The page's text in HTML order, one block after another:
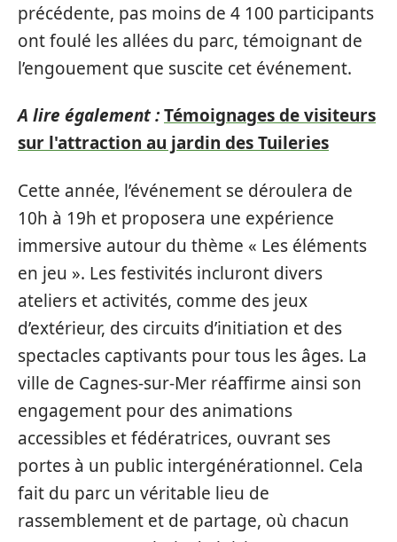
précédente, pas moins de 4 100 participants
ont foulé les allées du parc, témoignant de
l’engouement que suscite cet événement.
A lire également :Témoignages de visiteurs
sur l'attraction au jardin des Tuileries
Cette année, l’événement se déroulera de
10h à 19h et proposera une expérience
immersive autour du thème « Les éléments
en jeu ». Les festivités incluront divers
ateliers et activités, comme des jeux
d’extérieur, des circuits d’initiation et des
spectacles captivants pour tous les âges. La
ville de Cagnes-sur-Mer réaffirme ainsi son
engagement pour des animations
accessibles et fédératrices, ouvrant ses
portes à un public intergénérationnel. Cela
fait du parc un véritable lieu de
rassemblement et de partage, où chacun